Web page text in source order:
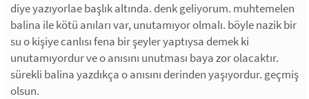
diye yazıyorlae başlık altında. denk geliyorum. muhtemelen
balina ile kötü anıları var, unutamıyor olmalı. böyle nazik bir
su o kişiye canlısı fena bir şeyler yaptıysa demek ki
unutamıyordur ve o anısını unutması baya zor olacaktır.
sürekli balina yazdıkça o anısını derinden yaşıyordur. geçmiş
olsun.